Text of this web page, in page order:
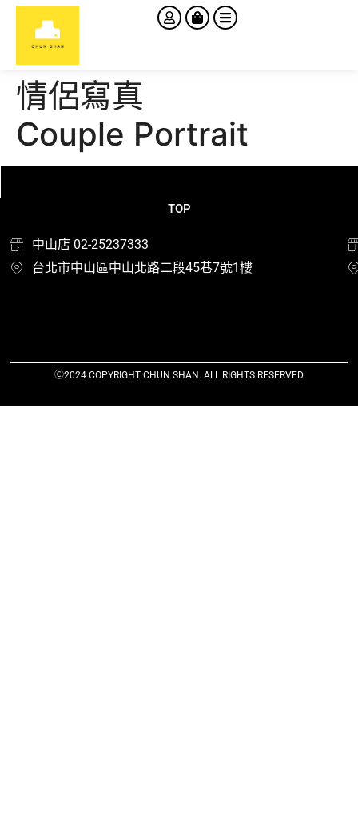
情侶寫真
Couple Portrait
TOP
中山店 02-25237333
台北市中山區中山北路二段45巷7號1樓
Ⓒ2024 COPYRIGHT CHUN SHAN. ALL RIGHTS RESERVED